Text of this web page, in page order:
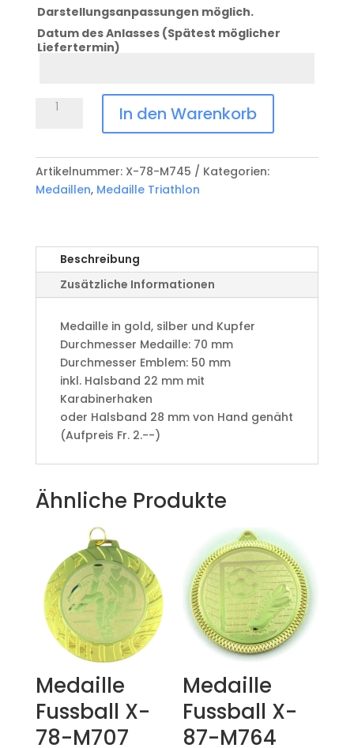
Darstellungsanpassungen möglich.
Datum des Anlasses (Spätest möglicher
Liefertermin)
Medaille
78-
M745
Menge
In den Warenkorb
Artikelnummer: X-78-M745
Kategorien:
Medaillen, Medaille Triathlon
Beschreibung
Zusätzliche Informationen
Medaille in gold, silber und Kupfer
​Durchmesser Medaille: 70 mm
Durchmesser Emblem: 50 mm
​inkl. Halsband 22 mm mit
Karabinerhaken
oder Halsband 28 mm von Hand genäht
(Aufpreis Fr. 2.--)
Ähnliche Produkte
Medaille
Fussball X-
78-M707
Medaille
Fussball X-
87-M764